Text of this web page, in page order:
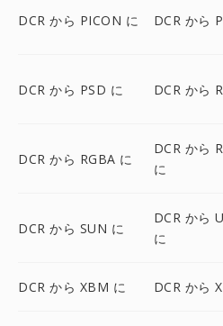
DCR から PICON に DCR から
DCR から PSD に DCR から
DCR から RGBA に
DCR から
に
DCR から SUN に
DCR から
に
DCR から XBM に DCR から